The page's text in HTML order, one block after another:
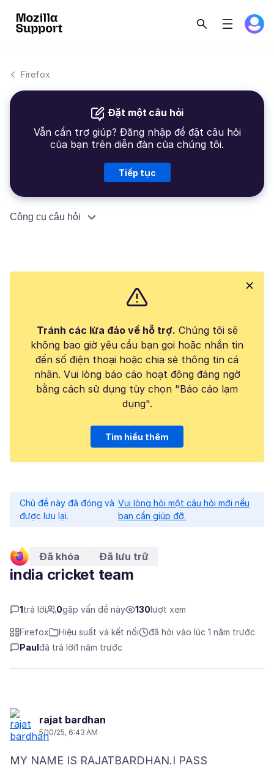
Firefox
Đặt một câu hỏi
Vẫn cần trợ giúp? Đăng nhập để đặt câu hỏi
của bạn trên diễn đàn của chúng tôi.
Tiếp tục
Công cụ câu hỏi
Tránh các lừa đảo về hỗ trợ. Chúng tôi sẽ
không bao giờ yêu cầu bạn gọi hoặc nhắn tin
đến số điện thoại hoặc chia sẻ thông tin cá
nhân. Vui lòng báo cáo hoạt động đáng ngờ
bằng cách sử dụng tùy chọn "Báo cáo lạm
dụng".
Tìm hiểu thêm
Chủ đề này đã đóng và
được lưu lại.
Vui lòng hỏi một câu hỏi mới nếu
bạn cần giúp đỡ.
Đã khóa Đã lưu trữ
india cricket team
1trả lời 0gặp vấn đề này 130lượt xem
Firefox Hiệu suất và kết nối
đã hỏi vào lúc 1 năm trước
Paulđã trả lời1 năm trước
rajat bardhan
5/10/25, 6:43 AM
MY NAME IS RAJATBARDHAN.I PASS